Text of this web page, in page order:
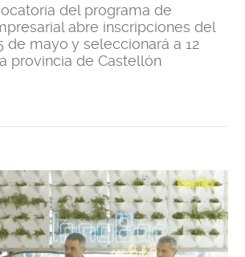
del programa de
abre inscripciones del
de mayo y seleccionará a 12
provincia de Castellón